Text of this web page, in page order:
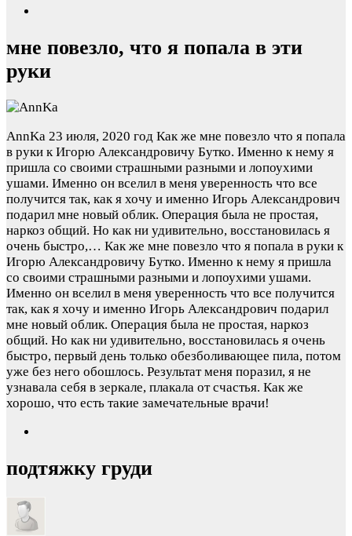
мне повезло, что я попала в эти
руки
AnnKa 23 июля, 2020 год Как же мне повезло что я попала
в руки к Игорю Александровичу Бутко. Именно к нему я
пришла со своими страшными разными и лопоухими
ушами. Именно он вселил в меня уверенность что все
получится так, как я хочу и именно Игорь Александрович
подарил мне новый облик. Операция была не простая,
наркоз общий. Но как ни удивительно, восстановилась я
очень быстро,… Как же мне повезло что я попала в руки к
Игорю Александровичу Бутко. Именно к нему я пришла
со своими страшными разными и лопоухими ушами.
Именно он вселил в меня уверенность что все получится
так, как я хочу и именно Игорь Александрович подарил
мне новый облик. Операция была не простая, наркоз
общий. Но как ни удивительно, восстановилась я очень
быстро, первый день только обезболивающее пила, потом
уже без него обошлось. Результат меня поразил, я не
узнавала себя в зеркале, плакала от счастья. Как же
хорошо, что есть такие замечательные врачи!
подтяжку груди